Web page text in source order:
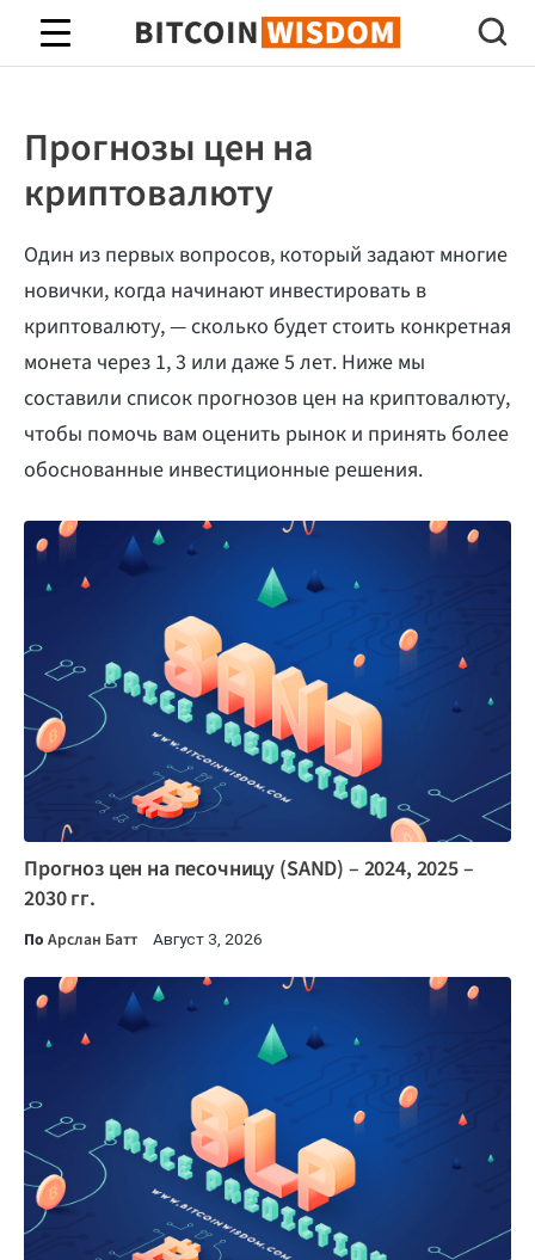
Биткойн Мудрость
Прогнозы цен на
криптовалюту
Один из первых вопросов, который задают многие
новички, когда начинают инвестировать в
криптовалюту, — сколько будет стоить конкретная
монета через 1, 3 или даже 5 лет. Ниже мы
составили список прогнозов цен на криптовалюту,
чтобы помочь вам оценить рынок и принять более
обоснованные инвестиционные решения.
Прогноз цен на песочницу (SAND) – 2024, 2025 –
2030 гг.
По Арслан Батт Август 3, 2026